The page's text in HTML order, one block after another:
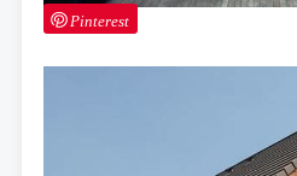
Pinterest